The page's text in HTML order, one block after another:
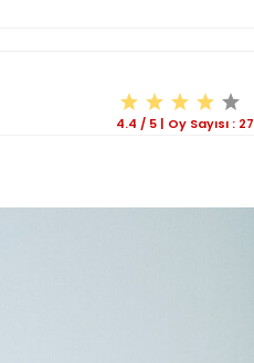
4.4 / 5 | Oy Sayısı : 27